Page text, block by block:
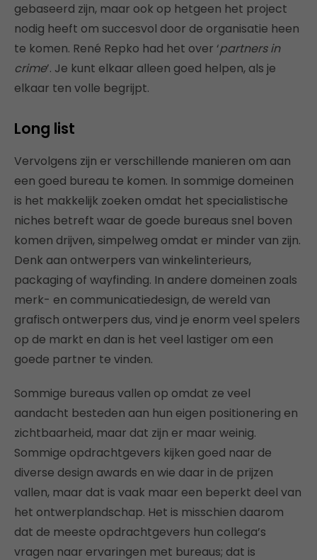
gebaseerd zijn, maar ook op hetgeen het project
nodig heeft om succesvol door de organisatie heen
te komen. René Repko had het over ‘partners in
crime’. Je kunt elkaar alleen goed helpen, als je
elkaar ten volle begrijpt.
Long list
Vervolgens zijn er verschillende manieren om aan
een goed bureau te komen. In sommige domeinen
is het makkelijk zoeken omdat het specialistische
niches betreft waar de goede bureaus snel boven
komen drijven, simpelweg omdat er minder van zijn.
Denk aan ontwerpers van winkelinterieurs,
packaging of wayfinding. In andere domeinen zoals
merk- en communicatiedesign, de wereld van
grafisch ontwerpers dus, vind je enorm veel spelers
op de markt en dan is het veel lastiger om een
goede partner te vinden.
Sommige bureaus vallen op omdat ze veel
aandacht besteden aan hun eigen positionering en
zichtbaarheid, maar dat zijn er maar weinig.
Sommige opdrachtgevers kijken goed naar de
diverse design awards en wie daar in de prijzen
vallen, maar dat is vaak maar een beperkt deel van
het ontwerplandschap. Het is misschien daarom
dat de meeste opdrachtgevers hun collega’s
vragen naar ervaringen met bureaus; dat is